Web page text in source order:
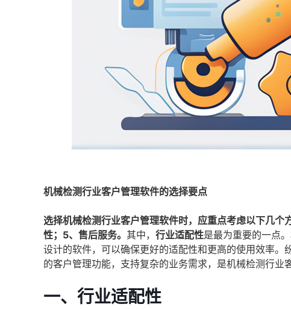
机械检测行业客户管理软件的选择要点
选择机械检测行业客户管理软件时，应重点考虑以下几
性；5、售后服务。 其中， 行业适配性是最为重要的一点
设计的软件，可以确保更好的适配性和更高的使用效率
的客户管理功能，支持复杂的业务需求，是机械检测行业
一、行业适配性